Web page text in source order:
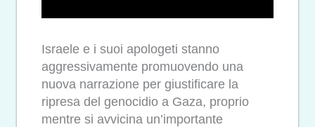
Israele e i suoi apologeti stanno
aggressivamente promuovendo una
nuova narrazione per giustificare la
ripresa del genocidio a Gaza, proprio
mentre si avvicina un’importante